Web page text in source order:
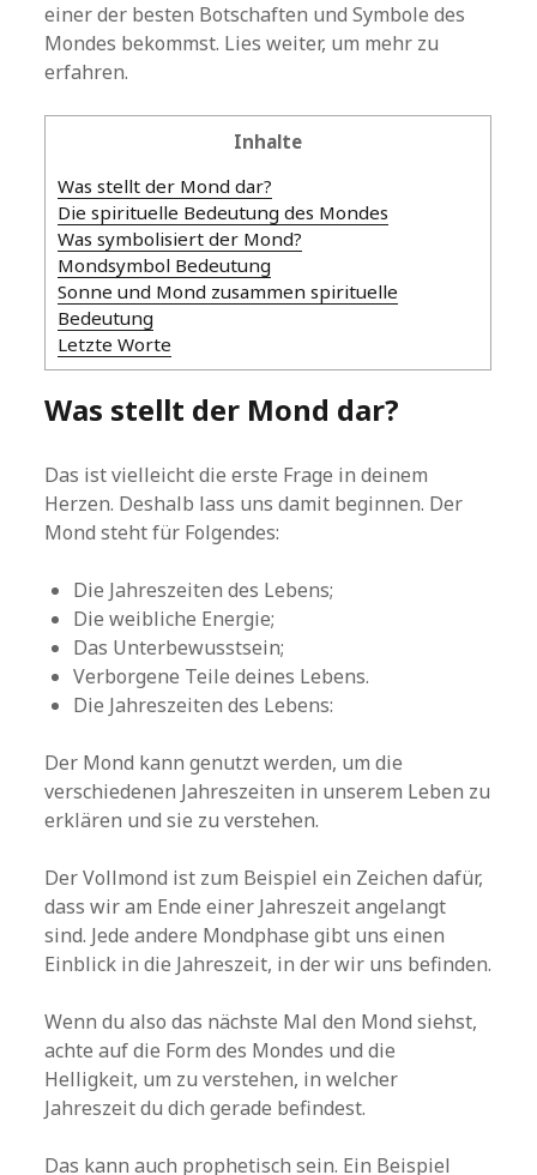
einer der besten Botschaften und Symbole des
Mondes bekommst. Lies weiter, um mehr zu
erfahren.
Inhalte
Was stellt der Mond dar?
Die spirituelle Bedeutung des Mondes
Was symbolisiert der Mond?
Mondsymbol Bedeutung
Sonne und Mond zusammen spirituelle
Bedeutung
Letzte Worte
Was stellt der Mond dar?
Das ist vielleicht die erste Frage in deinem
Herzen. Deshalb lass uns damit beginnen. Der
Mond steht für Folgendes:
Die Jahreszeiten des Lebens;
Die weibliche Energie;
Das Unterbewusstsein;
Verborgene Teile deines Lebens.
Die Jahreszeiten des Lebens:
Der Mond kann genutzt werden, um die
verschiedenen Jahreszeiten in unserem Leben zu
erklären und sie zu verstehen.
Der Vollmond ist zum Beispiel ein Zeichen dafür,
dass wir am Ende einer Jahreszeit angelangt
sind. Jede andere Mondphase gibt uns einen
Einblick in die Jahreszeit, in der wir uns befinden.
Wenn du also das nächste Mal den Mond siehst,
achte auf die Form des Mondes und die
Helligkeit, um zu verstehen, in welcher
Jahreszeit du dich gerade befindest.
Das kann auch prophetisch sein. Ein Beispiel